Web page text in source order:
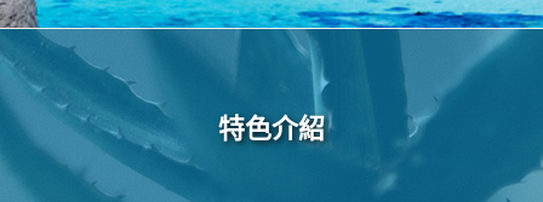
特色介紹